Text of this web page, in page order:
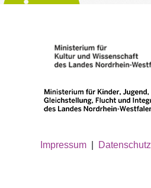
Impressum Datenschutz